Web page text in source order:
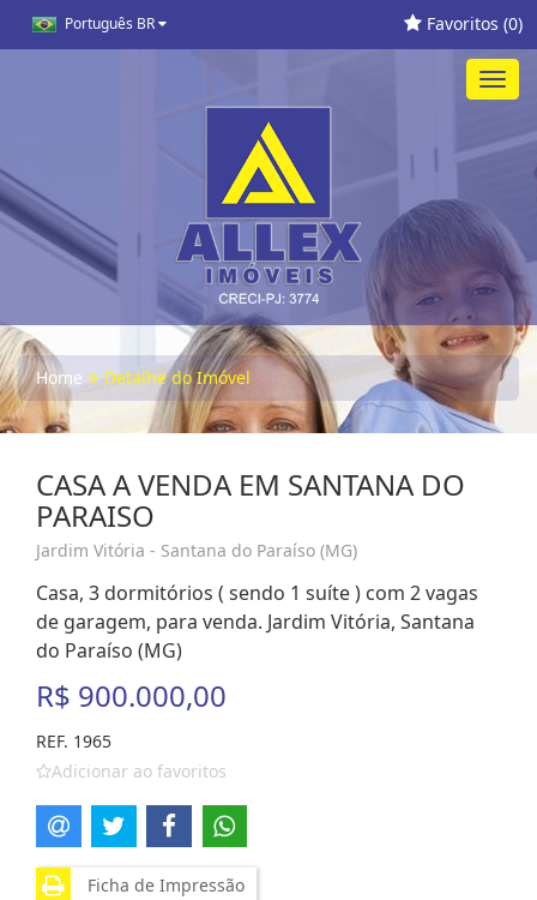
Português BR Favoritos (0)
Home Detalhe do Imóvel
CASA A VENDA EM SANTANA DO
PARAISO
Jardim Vitória - Santana do Paraíso (MG)
Casa, 3 dormitórios ( sendo 1 suíte ) com 2 vagas
de garagem, para venda. Jardim Vitória, Santana
do Paraíso (MG)
R$ 900.000,00
REF. 1965
Adicionar ao favoritos
Ficha de Impressão